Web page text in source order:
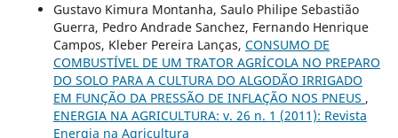
Gustavo Kimura Montanha, Saulo Philipe Sebastião
Guerra, Pedro Andrade Sanchez, Fernando Henrique
Campos, Kleber Pereira Lanças, CONSUMO DE
COMBUSTÍVEL DE UM TRATOR AGRÍCOLA NO PREPARO
DO SOLO PARA A CULTURA DO ALGODÃO IRRIGADO
EM FUNÇÃO DA PRESSÃO DE INFLAÇÃO NOS PNEUS ,
ENERGIA NA AGRICULTURA: v. 26 n. 1 (2011): Revista
Energia na Agricultura